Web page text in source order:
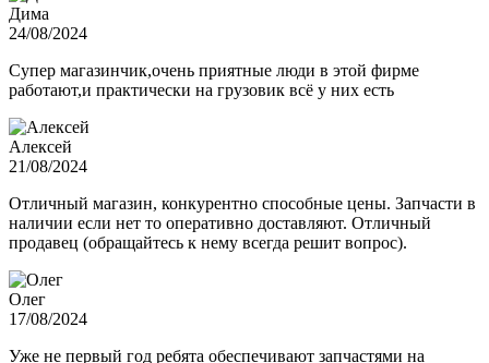
Дима
24/08/2024
Супер магазинчик,очень приятные люди в этой фирме
работают,и практически на грузовик всё у них есть
Алексей
21/08/2024
Отличный магазин, конкурентно способные цены. Запчасти в
наличии если нет то оперативно доставляют. Отличный
продавец (обращайтесь к нему всегда решит вопрос).
Олег
17/08/2024
Уже не первый год ребята обеспечивают запчастями на